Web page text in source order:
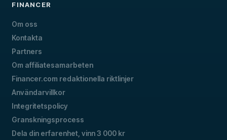
FINANCER
Om oss
Kontakta
Partners
Om affiliatesamarbeten
Financer.com redaktionella riktlinjer
Användarvillkor
Integritetspolicy
Granskningsprocess
Dela din erfarenhet, vinn 3 000 kr